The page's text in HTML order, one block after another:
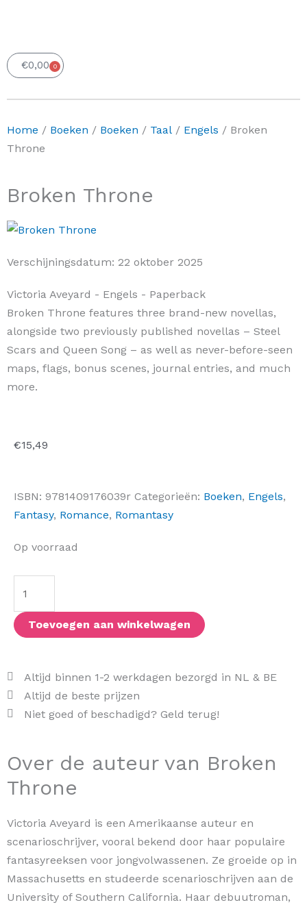
€0,00 0
Winkelwagen
Home / Boeken / Boeken / Taal / Engels / Broken
Throne
Broken Throne
Verschijningsdatum: 22 oktober 2025
Victoria Aveyard - Engels - Paperback
Broken Throne features three brand-new novellas,
alongside two previously published novellas – Steel
Scars and Queen Song – as well as never-before-seen
maps, flags, bonus scenes, journal entries, and much
more.
€15,49
ISBN: 9781409176039r Categorieën: Boeken, Engels,
Fantasy, Romance, Romantasy
Op voorraad
Broken
Toevoegen aan winkelwagen
Altijd binnen 1-2 werkdagen bezorgd in NL & BE
Altijd de beste prijzen
Niet goed of beschadigd? Geld terug!
Over de auteur van Broken
Throne
Victoria Aveyard is een Amerikaanse auteur en
scenarioschrijver, vooral bekend door haar populaire
fantasyreeksen voor jongvolwassenen. Ze groeide op in
Massachusetts en studeerde scenarioschrijven aan de
University of Southern California. Haar debuutroman,